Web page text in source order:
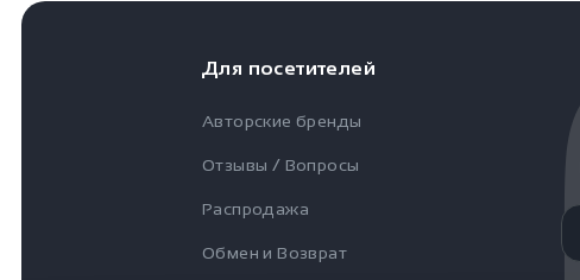
Для посетителей
Авторские бренды
Отзывы / Вопросы
Распродажа
Обмен и Возврат